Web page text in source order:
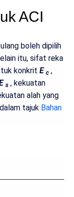
ACI
boleh dipilih
itu, sifat reka
konkrit E c,
s , kekuatan
alah yang
tajuk Bahan